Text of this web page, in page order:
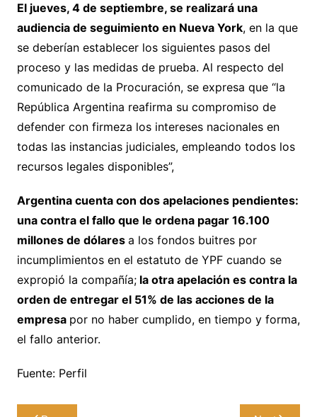
El jueves, 4 de septiembre, se realizará una
audiencia de seguimiento en Nueva York, en la que
se deberían establecer los siguientes pasos del
proceso y las medidas de prueba. Al respecto del
comunicado de la Procuración, se expresa que “la
República Argentina reafirma su compromiso de
defender con firmeza los intereses nacionales en
todas las instancias judiciales, empleando todos los
recursos legales disponibles”,
Argentina cuenta con dos apelaciones pendientes:
una contra el fallo que le ordena pagar 16.100
millones de dólares a los fondos buitres por
incumplimientos en el estatuto de YPF cuando se
expropió la compañía;la otra apelación es contra la
orden de entregar el 51% de las acciones de la
empresa por no haber cumplido, en tiempo y forma,
el fallo anterior.
Fuente: Perfil